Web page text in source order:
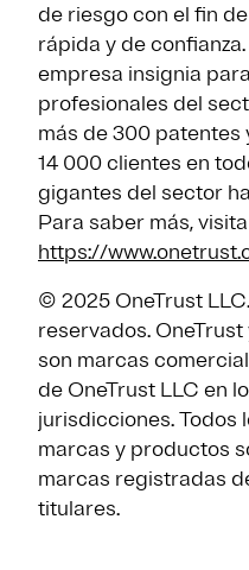
de riesgo con el fin
rápida y de
empresa insignia
profesionales del
más de 300 patentes
14 000 clientes en
gigantes del sector
Para saber más, visita
https://
© 2025 OneTrust
reservados.
son marcas
de OneTrust LLC en
jurisdicciones. Todos
marcas y productos
marcas registradas
titulares.